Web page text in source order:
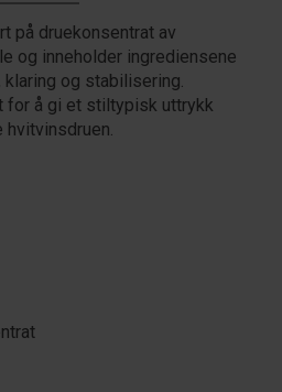
på druekonsentrat av
og inneholder ingrediensene
og stabilisering.
for å gi et stiltypisk uttrykk
hvitvinsdruen.